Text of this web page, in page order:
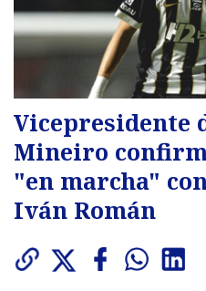
Vicepresidente
Mineiro
"en marcha"
Iván Román